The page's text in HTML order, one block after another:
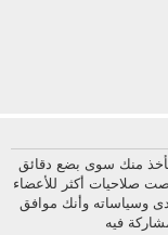
منك سوى بضع دقائق
صلاحيات أكثر للأعضاء
وسياساته وأنك موافق
فيه